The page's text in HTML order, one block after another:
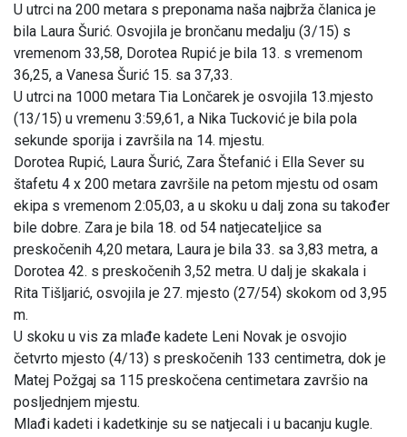
U utrci na 200 metara s preponama naša najbrža članica je
bila Laura Šurić. Osvojila je brončanu medalju (3/15) s
vremenom 33,58, Dorotea Rupić je bila 13. s vremenom
36,25, a Vanesa Šurić 15. sa 37,33.
U utrci na 1000 metara Tia Lončarek je osvojila 13.mjesto
(13/15) u vremenu 3:59,61, a Nika Tucković je bila pola
sekunde sporija i završila na 14. mjestu.
Dorotea Rupić, Laura Šurić, Zara Štefanić i Ella Sever su
štafetu 4 x 200 metara završile na petom mjestu od osam
ekipa s vremenom 2:05,03, a u skoku u dalj zona su također
bile dobre. Zara je bila 18. od 54 natjecateljice sa
preskočenih 4,20 metara, Laura je bila 33. sa 3,83 metra, a
Dorotea 42. s preskočenih 3,52 metra. U dalj je skakala i
Rita Tišljarić, osvojila je 27. mjesto (27/54) skokom od 3,95
m.
U skoku u vis za mlađe kadete Leni Novak je osvojio
četvrto mjesto (4/13) s preskočenih 133 centimetra, dok je
Matej Požgaj sa 115 preskočena centimetara završio na
posljednjem mjestu.
Mlađi kadeti i kadetkinje su se natjecali i u bacanju kugle.